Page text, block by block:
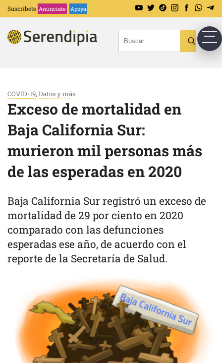
Suscríbete Anúnciate Apoya
COVID-19, Datos y más
Exceso de mortalidad en
Baja California Sur:
murieron mil personas más
de las esperadas en 2020
Baja California Sur registró un exceso de
mortalidad de 29 por ciento en 2020
comparado con las defunciones
esperadas ese año, de acuerdo con el
reporte de la Secretaría de Salud.